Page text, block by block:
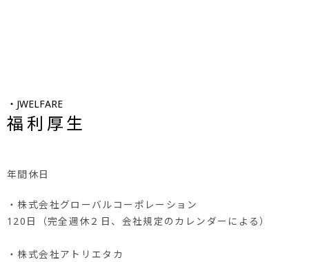
福利厚生
・JWELFARE
年間休日
・株式会社グローバルコーポレーション
120日（完全週休２日、会社規定のカレンダーによる）
・株式会社アトリエタカ